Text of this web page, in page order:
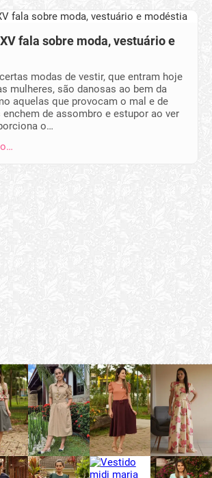
fala sobre moda, vestuário e
modas de vestir, que entram hoje
mulheres, são danosas ao bem da
aquelas que provocam o mal e de
de assombro e estupor ao ver
o…